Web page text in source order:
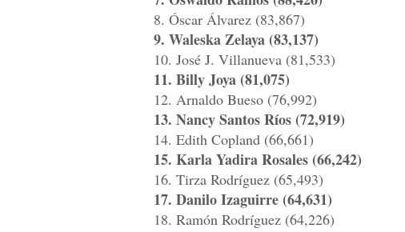
8. Óscar Álvarez (83,867)
9. Waleska Zelaya (83,137)
10. José J. Villanueva (81,533)
11. Billy Joya (81,075)
12. Arnaldo Bueso (76,992)
13. Nancy Santos Ríos (72,919)
14. Edith Copland (66,661)
15. Karla Yadira Rosales (66,242)
16. Tirza Rodríguez (65,493)
17. Danilo Izaguirre (64,631)
18. Ramón Rodríguez (64,226)